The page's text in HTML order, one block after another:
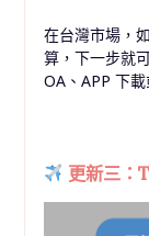
在台灣市場，
算，下一步就
OA、APP 下
更新三：